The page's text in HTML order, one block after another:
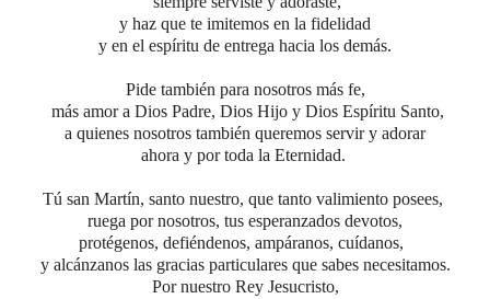
y haz que te imitemos en la fidelidad
y en el espíritu de entrega hacia los demás.
Pide también para nosotros más fe,
más amor a Dios Padre, Dios Hijo y Dios Espíritu Santo,
a quienes nosotros también queremos servir y adorar
ahora y por toda la Eternidad.
Tú san Martín, santo nuestro, que tanto valimiento posees,
ruega por nosotros, tus esperanzados devotos,
protégenos, defiéndenos, ampáranos, cuídanos,
y alcánzanos las gracias particulares que sabes necesitamos.
Por nuestro Rey Jesucristo,